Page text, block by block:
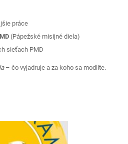
Buďte zvedaví, pracujte tvrdo
práce
(Pápežské misijné diela)
sieťach PMD
– čo vyjadruje a za koho sa modlíte.